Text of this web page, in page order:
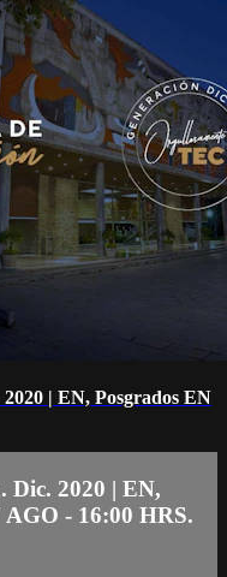
| EN, Posgrados EN
Dic. 2020 | EN,
- 16:00 HRS.